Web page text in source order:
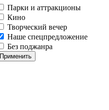
Парки и аттракционы
Кино
Творческий вечер
Наше спецпредложение
Без поджанра
Применить